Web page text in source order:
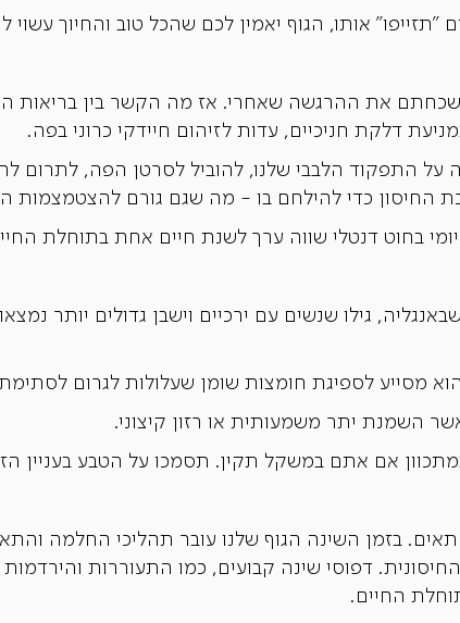
אותו, הגוף יאמין לכם שהכל טוב והחיוך עשוי
את ההרגשה שאחרי. אז מה הקשר בין בריאות
דלקת חניכיים, עדות לזיהום חיידקי כרוני בפה.
על התפקוד הלבבי שלנו, להוביל לסרטן הפה, לתרום
החיסון כדי להילחם בו - מה שגם גורם להצטמצמות
בחוט דנטלי שווה ערך לשנת חיים אחת בתוחלת
גילו שנשים עם ירכיים וישבן גדולים יותר
מסייע לספיגת חומצות שומן שעלולות לגרום
השמנת יתר משמעותית או רזון קיצוני.
אם אתם במשקל תקין. תסמכו על הטבע בעניין
בזמן השינה הגוף שלנו עובר תהליכי החלמה
דפוסי שינה קבועים, כמו התעוררות והירדמות